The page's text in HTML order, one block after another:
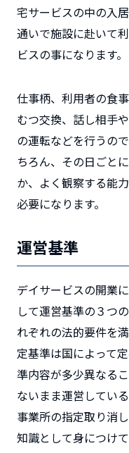
宅サービスの中の入
通いで施設に赴いて
ビスの事になります。
仕事柄、利用者の食
むつ交換、話し相手
の運転などを行うの
ちろん、その日ごと
か、よく観察する能
必要になります。
運営基準
デイサービスの開業
して運営基準の３つ
れぞれの法的要件を
定基準は国によって
準内容が多少異なる
ないまま運営してい
事業所の指定取り消
知識として身につけ